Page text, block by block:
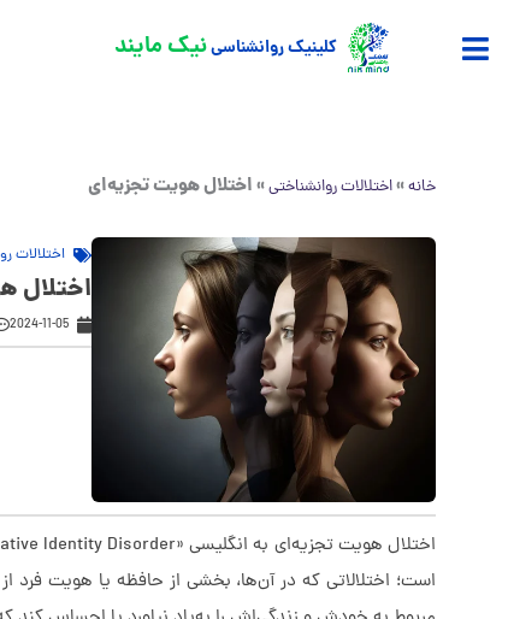
کلینیک روانشناسینیک مایند
خانه»اختلالات روانشناختی»اختلال هویت تجزیه‌ای
اختلالات
اختلال
2024-11-05
است؛ اختلالاتی که در آن‌ها، بخشی از حافظه یا هویت